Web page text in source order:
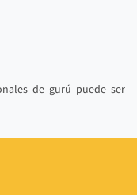
de gurú puede ser